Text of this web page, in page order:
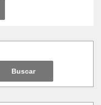
Buscar